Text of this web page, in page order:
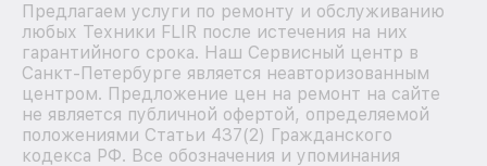
Предлагаем услуги по ремонту и обслуживанию
любых Техники FLIR после истечения на них
гарантийного срока. Наш Сервисный центр в
Санкт-Петербурге является неавторизованным
центром. Предложение цен на ремонт на сайте
не является публичной офертой, определяемой
положениями Статьи 437(2) Гражданского
кодекса РФ. Все обозначения и упоминания